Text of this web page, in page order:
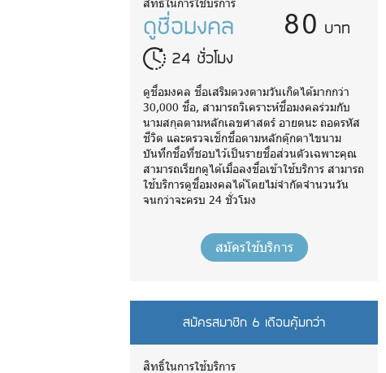
ดูชื่อมงคล
24 ชั่วโมง
80 บาท
ดูชื่อมงคล ชื่อเสริมดวงตามวันเกิดได้มากกว่า
30,000 ชื่อ, สามารถวิเคราะห์ชื่อมงคลร่วมกับ
นามสกุลตามหลักเลขศาสตร์ อายตนะ ถอดรหัส
ชีวิต และตรวจเช็กชื่อตามหลักตุ๊กตาไขนาม
บันทึกชื่อที่ชอบไว้เป็นรายชื่อส่วนตัวเฉพาะคุณ
สามารถเรียกดูได้เมื่อลงชื่อเข้าใช้บริการ สามารถ
ใช้บริการดูชื่อมงคลได้โดยไม่จำกัดจำนวนวัน
จนกว่าจะครบ 24 ชั่วโมง
สมัครใช้บริการ
สมัครสมาชิก 6 เดือนคุ้มกว่า
สิทธิ์ในการใช้บริการ